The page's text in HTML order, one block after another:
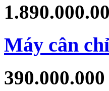
Máy cân